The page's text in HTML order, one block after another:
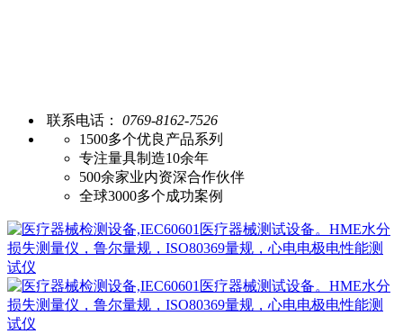
联系电话：
0769-8162-7526
1500多个优良产品系列
专注量具制造10余年
500余家业内资深合作伙伴
全球3000多个成功案例